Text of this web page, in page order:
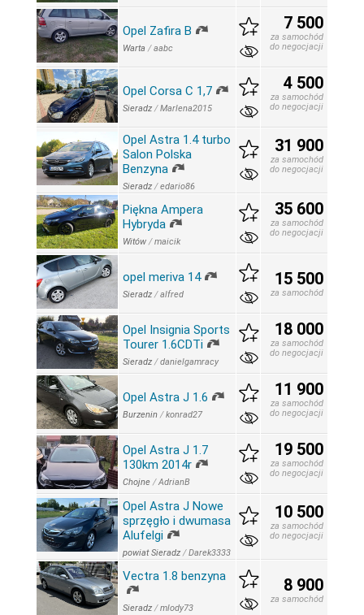
Opel Zafira B
Warta /aabc
7 500
za samochód
do negocjacji
Opel Corsa C 1,7
Sieradz /Marlena2015
4 500
za samochód
do negocjacji
Opel Astra 1.4 turbo
Salon Polska
Benzyna
Sieradz /edario86
31 900
za samochód
do negocjacji
Piękna Ampera
Hybryda
Witów /maicik
35 600
za samochód
do negocjacji
opel meriva 14
Sieradz /alfred
15 500
za samochód
Opel Insignia Sports
Tourer 1.6CDTi
Sieradz /danielgamracy
18 000
za samochód
do negocjacji
Opel Astra J 1.6
Burzenin /konrad27
11 900
za samochód
do negocjacji
Opel Astra J 1.7
130km 2014r
Chojne /AdrianB
19 500
za samochód
do negocjacji
Opel Astra J Nowe
sprzęgło i dwumasa
Alufelgi
powiat Sieradz /Darek3333
10 500
za samochód
do negocjacji
Vectra 1.8 benzyna
Sieradz /mlody73
8 900
za samochód